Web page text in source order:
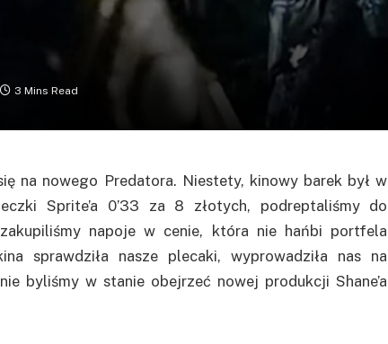
3 Mins Read
na nowego Predatora. Niestety, kinowy barek był w
Sprite’a 0’33 za 8 złotych, podreptaliśmy do
napoje w cenie, która nie hańbi portfela
sprawdziła nasze plecaki, wyprowadziła nas na
byliśmy w stanie obejrzeć nowej produkcji Shane’a